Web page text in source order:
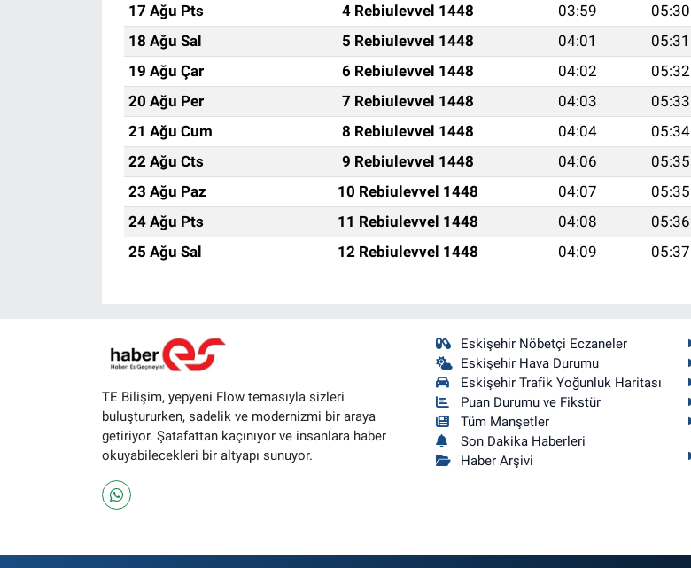
17 Ağu Pts
4 Rebiulevvel 1448 03:59 05:30
18 Ağu Sal
5 Rebiulevvel 1448 04:01 05:31
19 Ağu Çar
6 Rebiulevvel 1448 04:02 05:32
20 Ağu Per
7 Rebiulevvel 1448 04:03 05:33
21 Ağu Cum
8 Rebiulevvel 1448 04:04 05:34
22 Ağu Cts
9 Rebiulevvel 1448 04:06 05:35
23 Ağu Paz
10 Rebiulevvel 1448 04:07 05:35
24 Ağu Pts
11 Rebiulevvel 1448 04:08 05:36
25 Ağu Sal
12 Rebiulevvel 1448 04:09 05:37
TE Bilişim, yepyeni Flow temasıyla sizleri
buluştururken, sadelik ve modernizmi bir araya
getiriyor. Şatafattan kaçınıyor ve insanlara haber
okuyabilecekleri bir altyapı sunuyor.
Eskişehir Nöbetçi Eczaneler
Eskişehir Hava Durumu
Eskişehir Trafik Yoğunluk Haritası
Puan Durumu ve Fikstür
Tüm Manşetler
Son Dakika Haberleri
Haber Arşivi